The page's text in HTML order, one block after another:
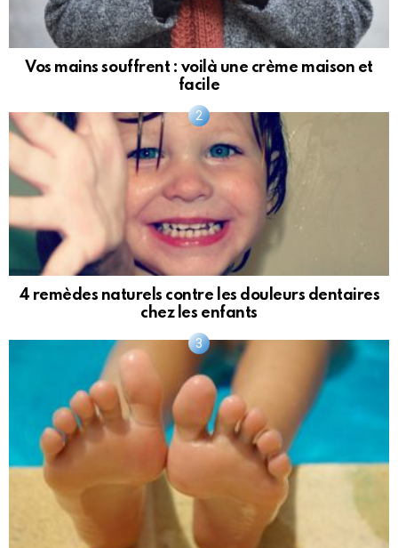
Vos mains souffrent : voilà une crème maison et
facile
4 remèdes naturels contre les douleurs dentaires
chez les enfants